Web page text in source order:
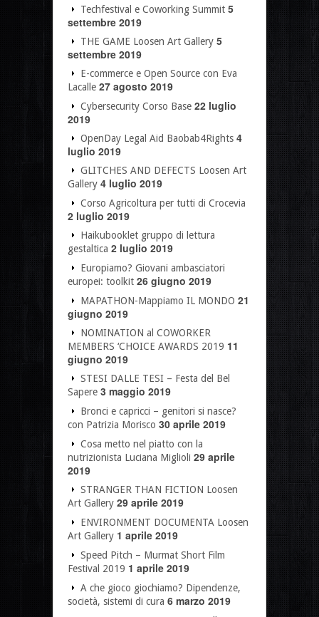
Techfestival e Coworking Summit 5
settembre 2019
THE GAME Loosen Art Gallery 5
settembre 2019
E-commerce e Open Source con Eva
Lacalle 27 agosto 2019
Cybersecurity Corso Base 22 luglio
2019
OpenDay Legal Aid Baobab4Rights 4
luglio 2019
GLITCHES AND DEFECTS Loosen Art
Gallery 4 luglio 2019
Corso Agricoltura per tutti di Crocevia
2 luglio 2019
Haikubooklet gruppo di lettura
gestaltica 2 luglio 2019
Europiamo? Giovani ambasciatori
europei: toolkit 26 giugno 2019
MAPATHON-Mappiamo IL MONDO 21
giugno 2019
NOMINATION al COWORKER
MEMBERS ‘CHOICE AWARDS 2019 11
giugno 2019
STESI DALLE TESI – Festa del Bel
Sapere 3 maggio 2019
Bronci e capricci – genitori si nasce?
con Patrizia Morisco 30 aprile 2019
Cosa metto nel piatto con la
nutrizionista Luciana Miglioli 29 aprile
2019
STRANGER THAN FICTION Loosen
Art Gallery 29 aprile 2019
ENVIRONMENT DOCUMENTA Loosen
Art Gallery 1 aprile 2019
Speed Pitch – Murmat Short Film
Festival 2019 1 aprile 2019
A che gioco giochiamo? Dipendenze,
società, sistemi di cura 6 marzo 2019